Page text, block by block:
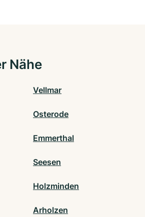
Nähe
Vellmar
Osterode
Emmerthal
Seesen
Holzminden
Arholzen